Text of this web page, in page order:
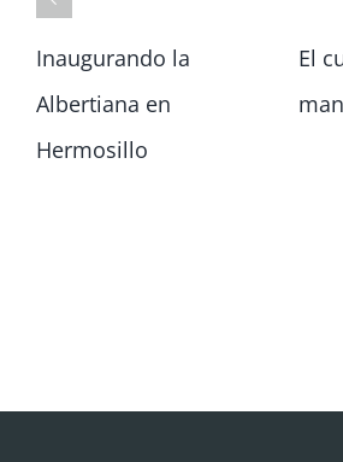
Inaugurando la
Albertiana en
Hermosillo
El